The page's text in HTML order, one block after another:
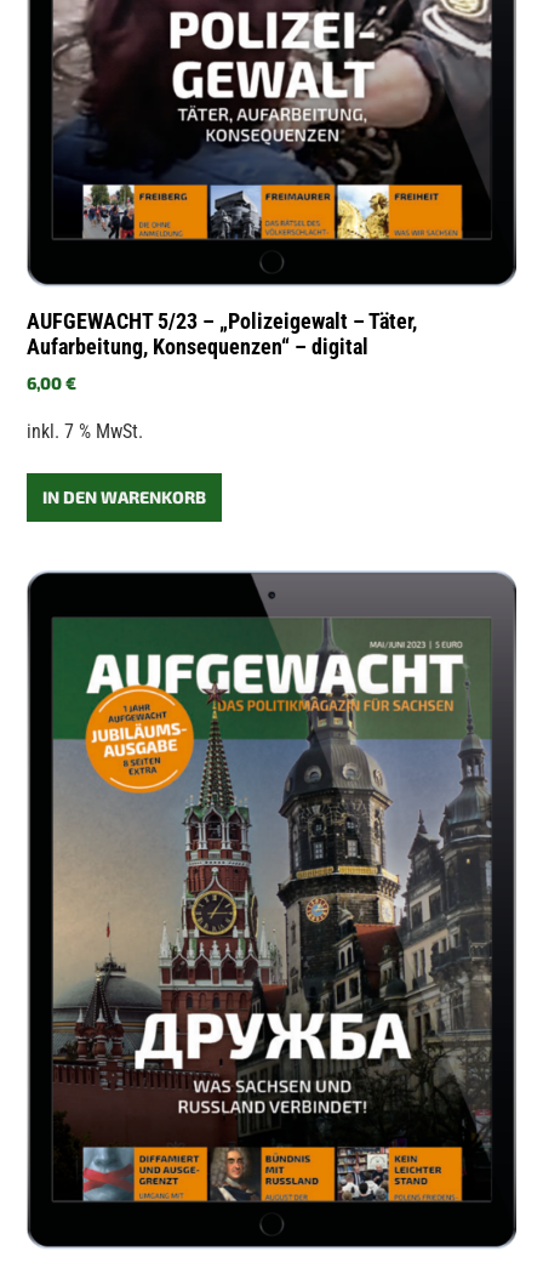
AUFGEWACHT 5/23 – „Polizeigewalt – Täter,
Aufarbeitung, Konsequenzen“ – digital
6,00€
inkl. 7 % MwSt.
IN DEN WARENKORB